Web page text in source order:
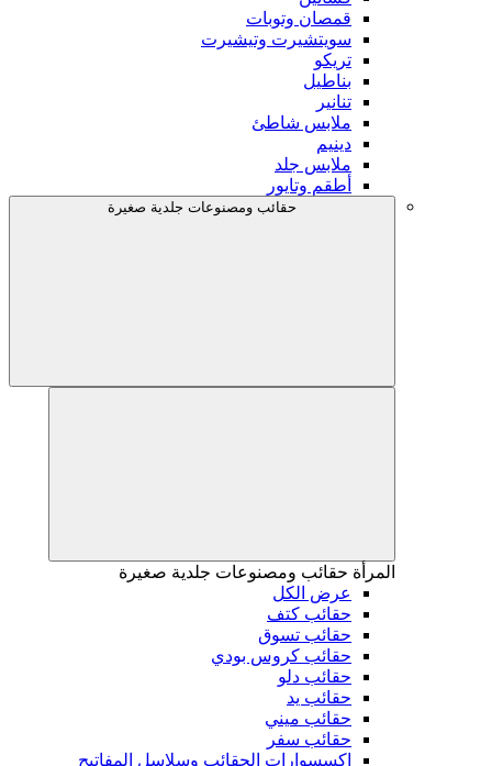
قمصان وتوبات
سويتشيرت وتيشيرت
تريكو
بناطيل
تنانير
ملابس شاطئ
دينيم
ملابس جلد
أطقم وتايور
حقائب ومصنوعات جلدية صغيرة
المرأة حقائب ومصنوعات جلدية صغيرة
عرض الكل
حقائب كتف
حقائب تسوق
حقائب كروس بودي
حقائب دلو
حقائب يد
حقائب ميني
حقائب سفر
إكسسوارات الحقائب وسلاسل المفاتيح